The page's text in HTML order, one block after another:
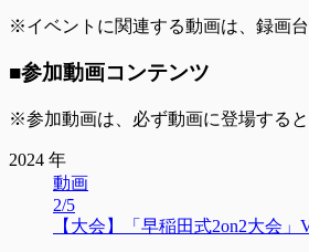
※イベントに関連する動画は、録画
■参加動画コンテンツ
※参加動画は、必ず動画に登場すると
2024 年
動画
2/5
【大会】「早稲田式2on2大会」